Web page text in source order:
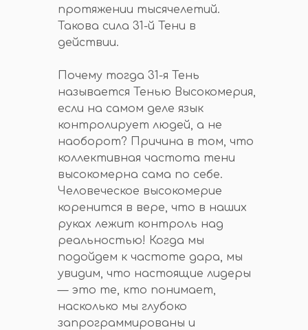
протяжении тысячелетий.
Такова сила 31-й Тени в
действии.
Почему тогда 31-я Тень
называется Тенью Высокомерия,
если на самом деле язык
контролирует людей, а не
наоборот? Причина в том, что
коллективная частота тени
высокомерна сама по себе.
Человеческое высокомерие
коренится в вере, что в наших
руках лежит контроль над
реальностью! Когда мы
подойдем к частоте дара, мы
увидим, что настоящие лидеры
— это те, кто понимает,
насколько мы глубоко
запрограммированы и